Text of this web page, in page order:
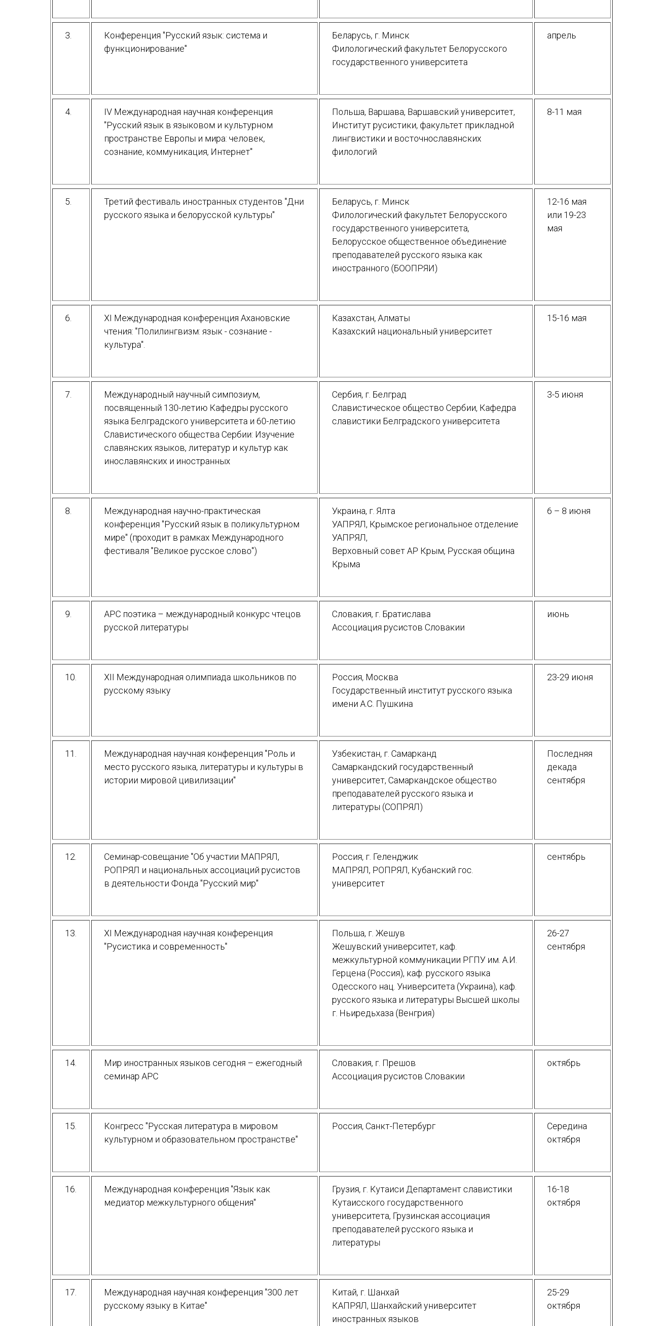
3.
Конференция "Русский язык: система и
функционирование"
Беларусь, г. Минск
Филологический факультет Белорусского
государственного университета
апрель
4.
IV Международная научная конференция
"Русский язык в языковом и культурном
пространстве Европы и мира: человек,
сознание, коммуникация, Интернет"
Польша, Варшава, Варшавский университет,
Институт русистики, факультет прикладной
лингвистики и восточнославянских
филологий
8-11 мая
5.
Третий фестиваль иностранных студентов "Дни
русского языка и белорусской культуры"
Беларусь, г. Минск
Филологический факультет Белорусского
государственного университета,
Белорусское общественное объединение
преподавателей русского языка как
иностранного (БООПРЯИ)
12-16 мая
или 19-23
мая
6.
ХI Международная конференция Ахановские
чтения: "Полилингвизм: язык - сознание -
культура".
Казахстан, Алматы
Казахский национальный университет
15-16 мая
7.
Международный научный симпозиум,
посвященный 130-летию Кафедры русского
языка Белградского университета и 60-летию
Славистического общества Сербии: Изучение
славянских языков, литератур и культур как
инославянских и иностранных
Сербия, г. Белград
Славистическое общество Сербии, Кафедра
славистики Белградского университета
3-5 июня
8.
Международная научно-практическая
конференция "Русский язык в поликультурном
мире" (проходит в рамках Международного
фестиваля "Великое русское слово")
Украина, г. Ялта
УАПРЯЛ, Крымское региональное отделение
УАПРЯЛ,
Верховный совет АР Крым, Русская община
Крыма
6 – 8 июня
9.
АРС поэтика – международный конкурс чтецов
русской литературы
Словакия, г. Братислава
Ассоциация русистов Словакии
июнь
10.
XII Международная олимпиада школьников по
русскому языку
Россия, Москва
Государственный институт русского языка
имени А.С. Пушкина
23-29 июня
11.
Международная научная конференция "Роль и
место русского языка, литературы и культуры в
истории мировой цивилизации"
Узбекистан, г. Самарканд
Самаркандский государственный
университет, Самаркандское общество
преподавателей русского языка и
литературы (СОПРЯЛ)
Последняя
декада
сентября
12.
Семинар-совещание "Об участии МАПРЯЛ,
РОПРЯЛ и национальных ассоциаций русистов
в деятельности Фонда "Русский мир"
Россия, г. Геленджик
МАПРЯЛ, РОПРЯЛ, Кубанский гос.
университет
сентябрь
13.
XI Международная научная конференция
"Русистика и современность"
Польша, г. Жешув
Жешувский университет, каф.
межкультурной коммуникации РГПУ им. А.И.
Герцена (Россия), каф. русского языка
Одесского нац. Университета (Украина), каф.
русского языка и литературы Высшей школы
г. Ньиредьхаза (Венгрия)
26-27
сентября
14.
Мир иностранных языков сегодня – ежегодный
семинар АРС
Словакия, г. Прешов
Ассоциация русистов Словакии
октябрь
15.
Конгресс "Русская литература в мировом
культурном и образовательном пространстве"
Россия, Санкт-Петербург
Середина
октября
16.
Международная конференция "Язык как
медиатор межкультурного общения"
Грузия, г. Кутаиси Департамент славистики
Кутаисского государственного
университета, Грузинская ассоциация
преподавателей русского языка и
литературы
16-18
октября
17.
Международная научная конференция "300 лет
русскому языку в Китае"
Китай, г. Шанхай
КАПРЯЛ, Шанхайский университет
иностранных языков
25-29
октября
E-MAIL
Отправить
E-MAIL
Подписаться